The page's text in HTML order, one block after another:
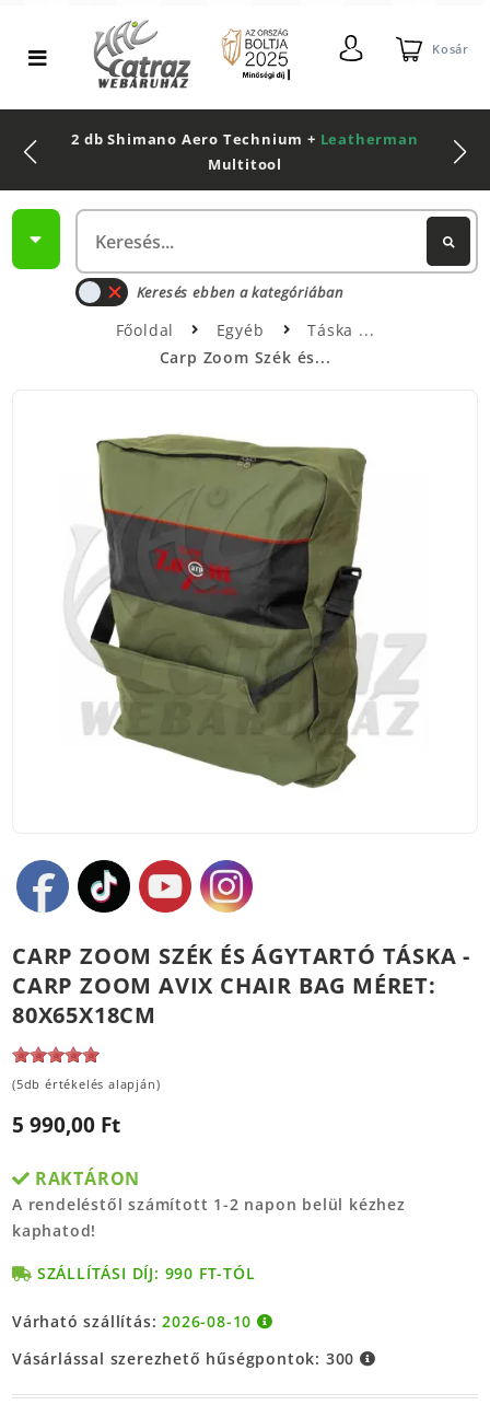
Kosár
2 db Shimano Aero Technium + Leatherman
Multitool
Keresés ebben a kategóriában
Főoldal Egyéb
Táska
Carp Zoom Szék és...
CARP ZOOM SZÉK ÉS ÁGYTARTÓ TÁSKA -
CARP ZOOM AVIX CHAIR BAG MÉRET:
80X65X18CM
(5db értékelés alapján)
5 990,00 Ft
RAKTÁRON
A rendeléstől számított 1-2 napon belül kézhez
kaphatod!
SZÁLLÍTÁSI DÍJ: 990 FT-TÓL
Várható szállítás:2026-08-10
Vásárlással szerezhető hűségpontok: 300